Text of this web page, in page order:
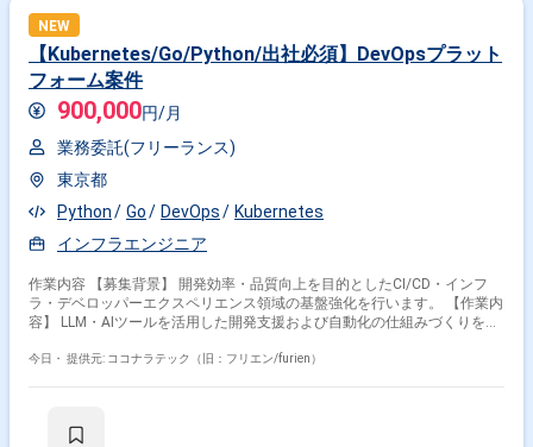
NEW
【Kubernetes/Go/Python/出社必須】DevOpsプラット
フォーム案件
900,000円/月
業務委託(フリーランス)
東京都
Python
Go DevOps
Kubernetes
インフラエンジニア
作業内容 【募集背景】 開発効率・品質向上を目的としたCI/CD・インフ
ラ・デベロッパーエクスペリエンス領域の基盤強化を行います。 【作業内
容】 LLM・AIツールを活用した開発支援および自動化の仕組みづくりを行
の設計・構築・運用を担当します。Grafana、Prometheusを用いた監視・
スを持ち、チームで成果を出すことにコミットできる方を歓迎します。
今日・ 提供元: ココナラテック（旧：フリエン/furien）